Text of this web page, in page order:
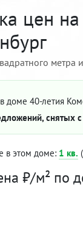
цен на
доме 40-летия
снятых
в этом доме: 1 кв.
₽/м² по